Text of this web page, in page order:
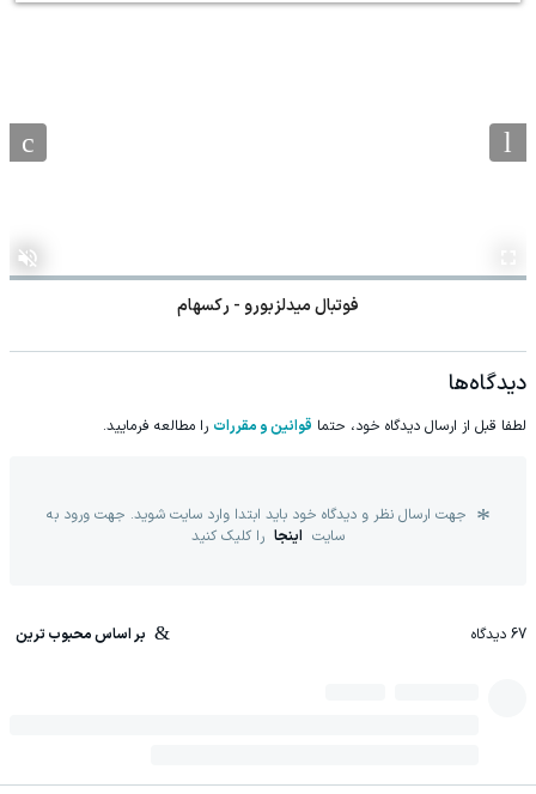
فوتبال میدلزبورو - رکسهام
دیدگاه‌ها
لطفا قبل از ارسال دیدگاه خود، حتما قوانین و مقررات را مطالعه فرمایید.
جهت ارسال نظر و دیدگاه خود باید ابتدا وارد سایت شوید. جهت ورود به
سایت اینجا را کلیک کنید
67 دیدگاه بر اساس محبوب ترین